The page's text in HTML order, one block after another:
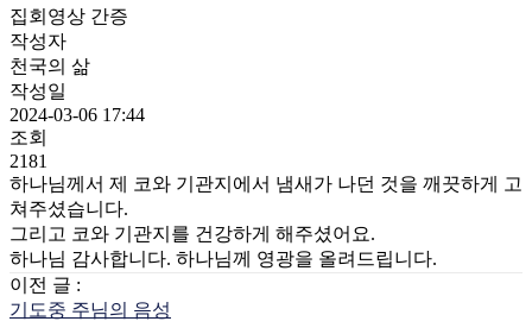
집회영상 간증
작성자
천국의 삶
작성일
2024-03-06 17:44
조회
2181
하나님께서 제 코와 기관지에서 냄새가 나던 것을 깨끗하게 고
쳐주셨습니다.
그리고 코와 기관지를 건강하게 해주셨어요.
하나님 감사합니다. 하나님께 영광을 올려드립니다.
이전 글 :
기도중 주님의 음성